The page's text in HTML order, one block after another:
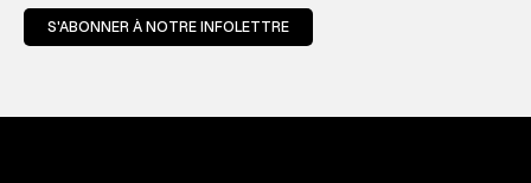
S'ABONNER À NOTRE INFOLETTRE